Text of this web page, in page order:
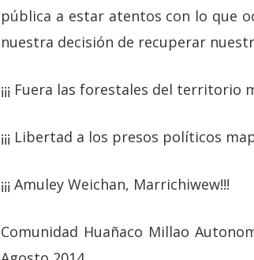
pública a estar atentos con lo que
nuestra decisión de recuperar
¡¡¡ Fuera las forestales del territorio
¡¡¡ Libertad a los presos políticos
¡¡¡ Amuley Weichan, Marrichiwew!!!
Comunidad Huañaco Millao